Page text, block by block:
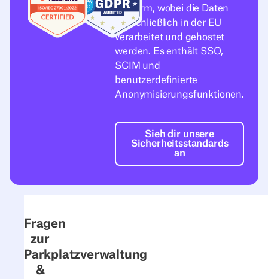
konform, wobei die Daten
ausschließlich in der EU
verarbeitet und gehostet
werden. Es enthält SSO,
SCIM und
benutzerdefinierte
Anonymisierungsfunktionen.
Sieh dir unsere
Sieh dir unsere
Sicherheitsstandards
an
Fragen
zur
Parkplatzverwaltung
&